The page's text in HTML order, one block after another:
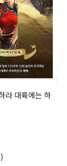
라 대륙에는 하